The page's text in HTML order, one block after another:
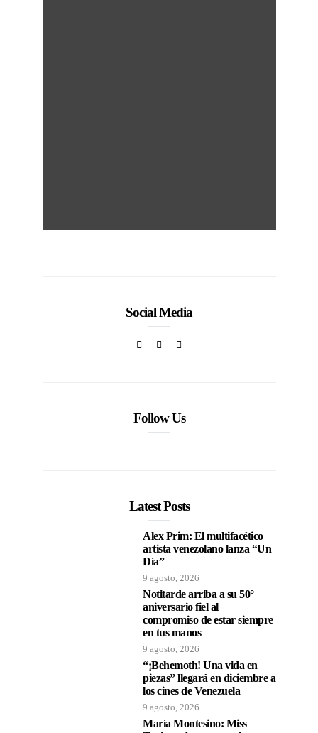
Social Media
Follow Us
Latest Posts
Alex Prim: El multifacético
artista venezolano lanza “Un
Día”
9 agosto, 2026
Notitarde arriba a su 50°
aniversario fiel al
compromiso de estar siempre
en tus manos
9 agosto, 2026
“¡Behemoth! Una vida en
piezas” llegará en diciembre a
los cines de Venezuela
9 agosto, 2026
María Montesino: Miss